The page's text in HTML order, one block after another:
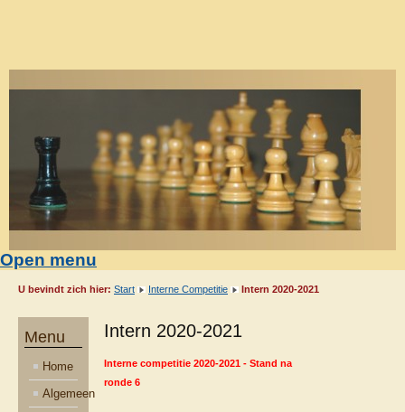
Open menu
U bevindt zich hier: Start Interne Competitie Intern 2020-2021
Menu
Home
Algemeen
Intern 2020-2021
Interne competitie 2020-2021 - Stand na
ronde 6